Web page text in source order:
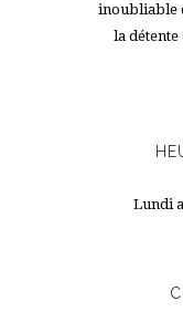
inoubliable
la
Lundi